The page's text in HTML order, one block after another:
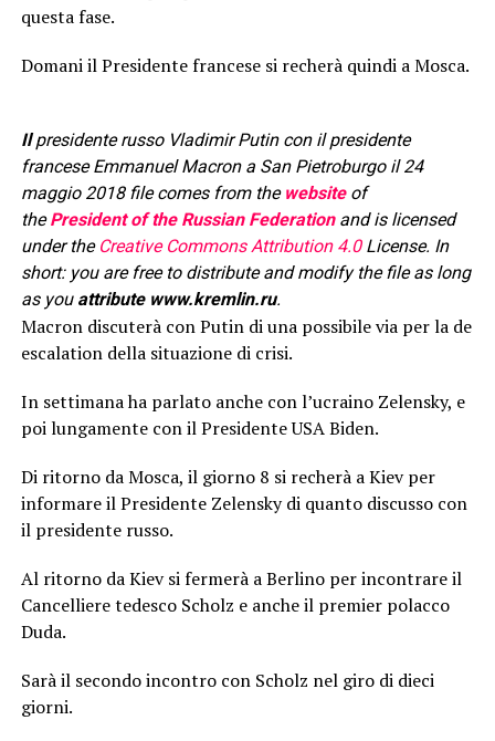
questa fase.
Domani il Presidente francese si recherà quindi a Mosca.
Ilpresidente russo Vladimir Putin con il presidente
francese Emmanuel Macron a San Pietroburgo il 24
maggio 2018 file comes from the websiteof
thePresident of the Russian Federationand is licensed
under the Creative Commons Attribution 4.0License. In
short: you are free to distribute and modify the file as long
as you attribute www.kremlin.ru.
Macron discuterà con Putin di una possibile via per la de
escalation della situazione di crisi.
In settimana ha parlato anche con l’ucraino Zelensky, e
poi lungamente con il Presidente USA Biden.
Di ritorno da Mosca, il giorno 8 si recherà a Kiev per
informare il Presidente Zelensky di quanto discusso con
il presidente russo.
Al ritorno da Kiev si fermerà a Berlino per incontrare il
Cancelliere tedesco Scholz e anche il premier polacco
Duda.
Sarà il secondo incontro con Scholz nel giro di dieci
giorni.